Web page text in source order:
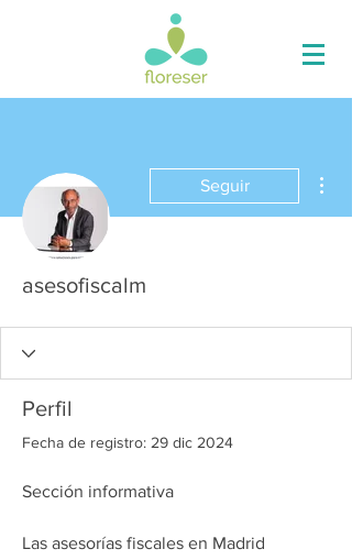
Seguir
asesofiscalm
Perfil
Fecha de registro: 29 dic 2024
Sección informativa
Las asesorías fiscales en Madrid